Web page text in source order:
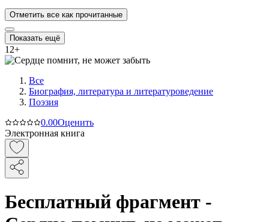
Отметить все как прочитанные
Показать ещё
12+
Все
Биография, литература и литературоведение
Поэзия
0.00Оценить
Электронная книга
Бесплатный фрагмент -